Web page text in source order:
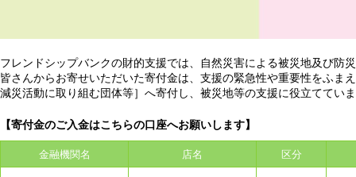
フレンドシップバンクの財的支援では、自然災害による被災地及び防
皆さんからお寄せいただいた寄付金は、支援の緊急性や重要性をふま
減災活動に取り組む団体等］へ寄付し、被災地等の支援に役立ててい
【寄付金のご入金はこちらの口座へお願いします】
金融機関名 店名 区分